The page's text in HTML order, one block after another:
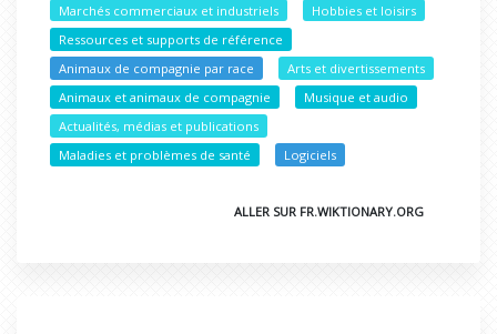
Marchés commerciaux et industriels
Hobbies et loisirs
Ressources et supports de référence
Animaux de compagnie par race
Arts et divertissements
Animaux et animaux de compagnie
Musique et audio
Actualités, médias et publications
Maladies et problèmes de santé
Logiciels
ALLER SUR FR.WIKTIONARY.ORG